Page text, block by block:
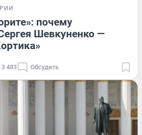
почему
Шевкуненко —
3 483 Обсудить